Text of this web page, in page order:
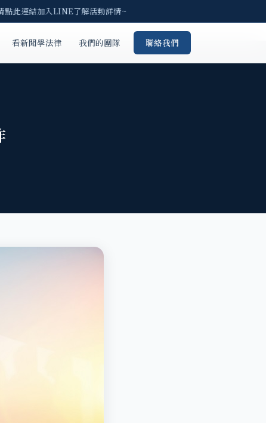
連結加入LINE了解活動詳情~
看新聞學法律 我們的團隊 聯絡我們